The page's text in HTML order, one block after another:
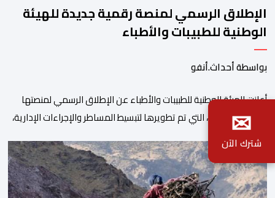
الإطلاق الرسمي لمنصة رقمية جديدة للهيئة
الوطنية للطبيبات والأطباء
بواسطة أحداث.أنفو
أعلنت الهيئة الوطنية للطبيبات والأطباء عن الإطلاق الرسمي لمنصتها
الرقمية الجديدة، التي تم تطويرها لتبسيط المساطر والإجراءات الإدارية،
وتحسين جودة الخدمات المقدمة للأطباء، وتعزيز التواصل بين الأطباء
والمجالس الجهوية للهيئة إلى جانب الهيئة الوطنية. وذكر بلاغ للهيئة أن
هذه المنصة، التي تم إطلاقها في إطار استراتيجيتها الرامية إلى التحديث
والتحول الرقمي، تشكل خطوة مهمة في […]
✉
شترك الآن